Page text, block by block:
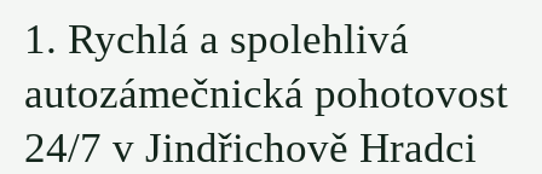
1. Rychlá a spolehlivá
autozámečnická pohotovost
24/7 v Jindřichově Hradci